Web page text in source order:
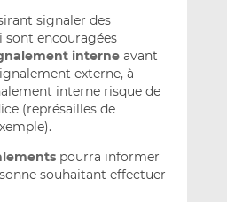
signaler des
sont encouragées
interneavant
externe, à
interne risque de
(représailles de
pourra informer
souhaitant effectuer